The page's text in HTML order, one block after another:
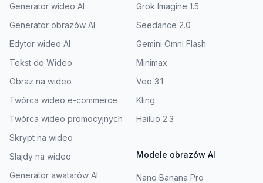
Generator wideo AI
Generator obrazów AI
Edytor wideo AI
Tekst do Wideo
Obraz na wideo
Twórca wideo e-commerce
Twórca wideo promocyjnych
Skrypt na wideo
Slajdy na wideo
Generator awatarów AI
Grok Imagine 1.5
Seedance 2.0
Gemini Omni Flash
Minimax
Veo 3.1
Kling
Hailuo 2.3
Modele obrazów AI
Nano Banana Pro